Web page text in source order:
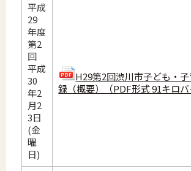
平成
29
年度
第2
回
平成
30
年2
月2
3日
(金
曜
日)
H29第2回渋川市子ども・
録（概要）（PDF形式 91キロバ